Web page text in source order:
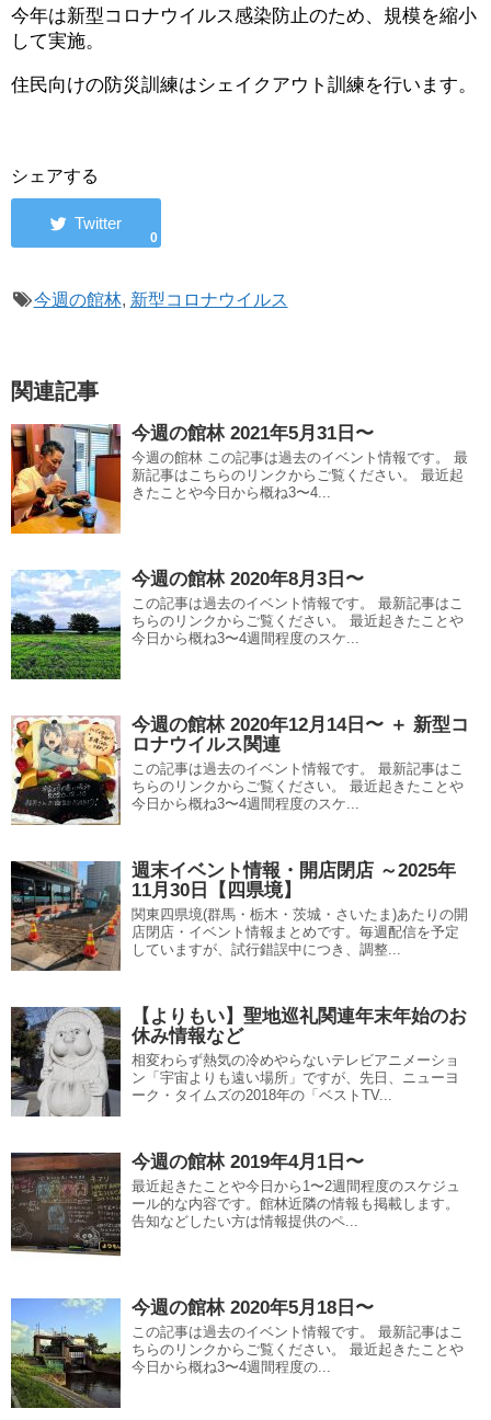
今年は新型コロナウイルス感染防止のため、規模を縮小
して実施。
住民向けの防災訓練はシェイクアウト訓練を行います。
シェアする
0
今週の館林, 新型コロナウイルス
関連記事
今週の館林 2021年5月31日〜
今週の館林 この記事は過去のイベント情報です。 最
新記事はこちらのリンクからご覧ください。 最近起
きたことや今日から概ね3〜4...
今週の館林 2020年8月3日〜
この記事は過去のイベント情報です。 最新記事はこ
ちらのリンクからご覧ください。 最近起きたことや
今日から概ね3〜4週間程度のスケ...
今週の館林 2020年12月14日〜 ＋ 新型コ
ロナウイルス関連
この記事は過去のイベント情報です。 最新記事はこ
ちらのリンクからご覧ください。 最近起きたことや
今日から概ね3〜4週間程度のスケ...
週末イベント情報・開店閉店 ～2025年
11月30日【四県境】
関東四県境(群馬・栃木・茨城・さいたま)あたりの開
店閉店・イベント情報まとめです。毎週配信を予定
していますが、試行錯誤中につき、調整...
【よりもい】聖地巡礼関連年末年始のお
休み情報など
相変わらず熱気の冷めやらないテレビアニメーショ
ン「宇宙よりも遠い場所」ですが、先日、ニューヨ
ーク・タイムズの2018年の「ベストTV...
今週の館林 2019年4月1日〜
最近起きたことや今日から1〜2週間程度のスケジュ
ール的な内容です。館林近隣の情報も掲載します。
告知などしたい方は情報提供のペ...
今週の館林 2020年5月18日〜
この記事は過去のイベント情報です。 最新記事はこ
ちらのリンクからご覧ください。 最近起きたことや
今日から概ね3〜4週間程度の...